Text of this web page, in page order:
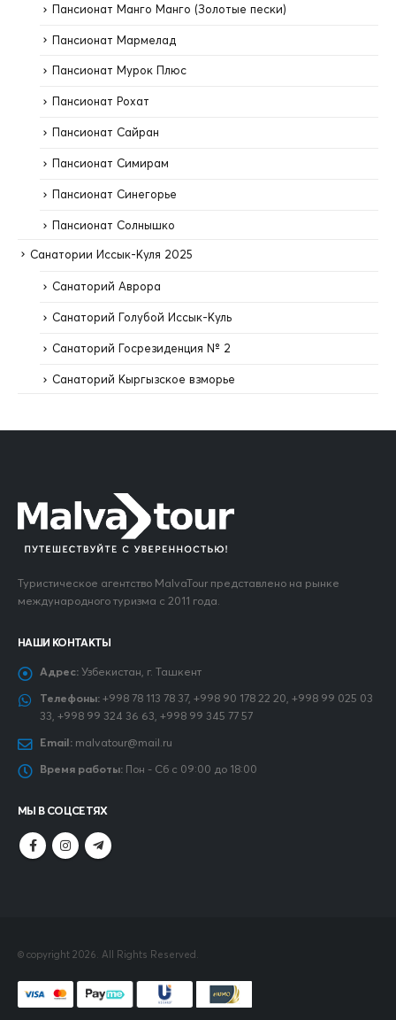
Пансионат Манго Манго (Золотые пески)
Пансионат Мармелад
Пансионат Мурок Плюс
Пансионат Рохат
Пансионат Сайран
Пансионат Симирам
Пансионат Синегорье
Пансионат Солнышко
Санатории Иссык-Куля 2025
Санаторий Аврора
Санаторий Голубой Иссык-Куль
Санаторий Госрезиденция № 2
Санаторий Кыргызское взморье
Туристическое агентство MalvaTour представлено на рынке
международного туризма с 2011 года.
НАШИ КОНТАКТЫ
Адрес: Узбекистан, г. Ташкент
Телефоны: +998 78 113 78 37, +998 90 178 22 20, +998 99 025 03
33, +998 99 324 36 63, +998 99 345 77 57
Email: malvatour@mail.ru
Время работы: Пон - Сб с 09:00 до 18:00
МЫ В СОЦСЕТЯХ
© copyright 2026. All Rights Reserved.